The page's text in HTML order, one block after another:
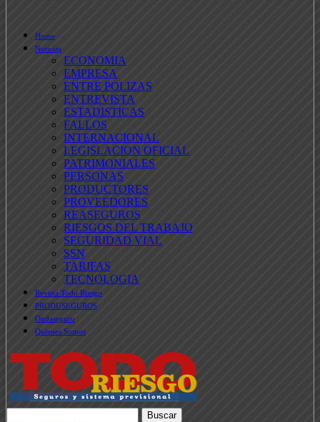
Home
Noticias
ECONOMIA
EMPRESA
ENTRE POLIZAS
ENTREVISTA
ESTADISTICAS
FALLOS
INTERNACIONAL
LEGISLACION OFICIAL
PATRIMONIALES
PERSONAS
PRODUCTORES
PROVEEDORES
REASEGUROS
RIESGOS DEL TRABAJO
SEGURIDAD VIAL
SSN
TARIFAS
TECNOLOGIA
Revista Todo Riesgo
PRODUSEGUROS
Ondaseguro
Quienes Somos